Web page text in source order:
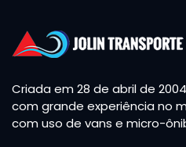
Criada em 28 de abril de
com grande experiência no
com uso de vans e micro-